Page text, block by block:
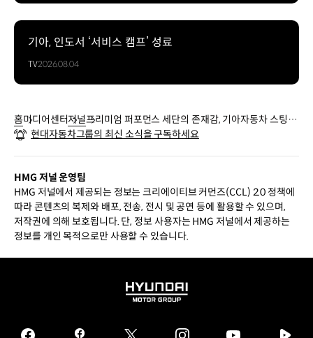
기아, 인도서 ‘서비스 캠프’ 성료
TV2026.08.04
홈미디어센터저널프리미엄 퍼포먼스 세단의 존재감, 기아자동차 스팅어
마이스터 출시
현대자동차그룹의 최신 소식을 구독하세요
HMG 저널 운영팀
HMG 저널에서 제공되는 정보는 크리에이티브 커먼즈(CCL) 2.0 정책에
따라 콘텐츠의 복제와 배포, 전송, 전시 및 공연 등에 활용할 수 있으며,
저작권에 의해 보호됩니다. 단, 정보 사용자는 HMG 저널에서 제공하는
정보를 개인 목적으로만 사용할 수 있습니다.
HYUNDAI
GROUP